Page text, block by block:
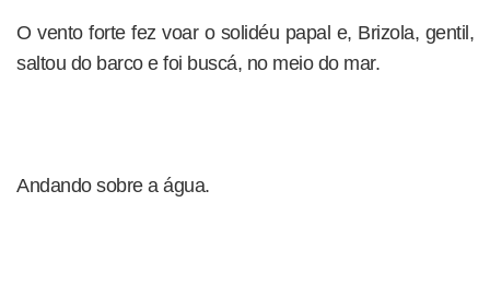
O vento forte fez voar o solidéu papal e, Brizola, gentil,
saltou do barco e foi buscá, no meio do mar.
Andando sobre a água.